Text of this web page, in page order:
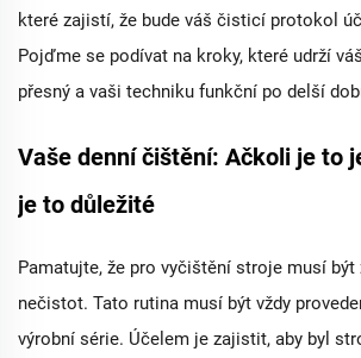
které zajistí, že bude váš čisticí protokol
Pojďme se podívat na kroky, které udrží
přesný a vaši techniku funkční po delší
Vaše denní čištění: Ačkoli je to
je to důležité
Pamatujte, že pro vyčištění stroje musí být
nečistot. Tato rutina musí být vždy
výrobní série. Účelem je zajistit, aby byl